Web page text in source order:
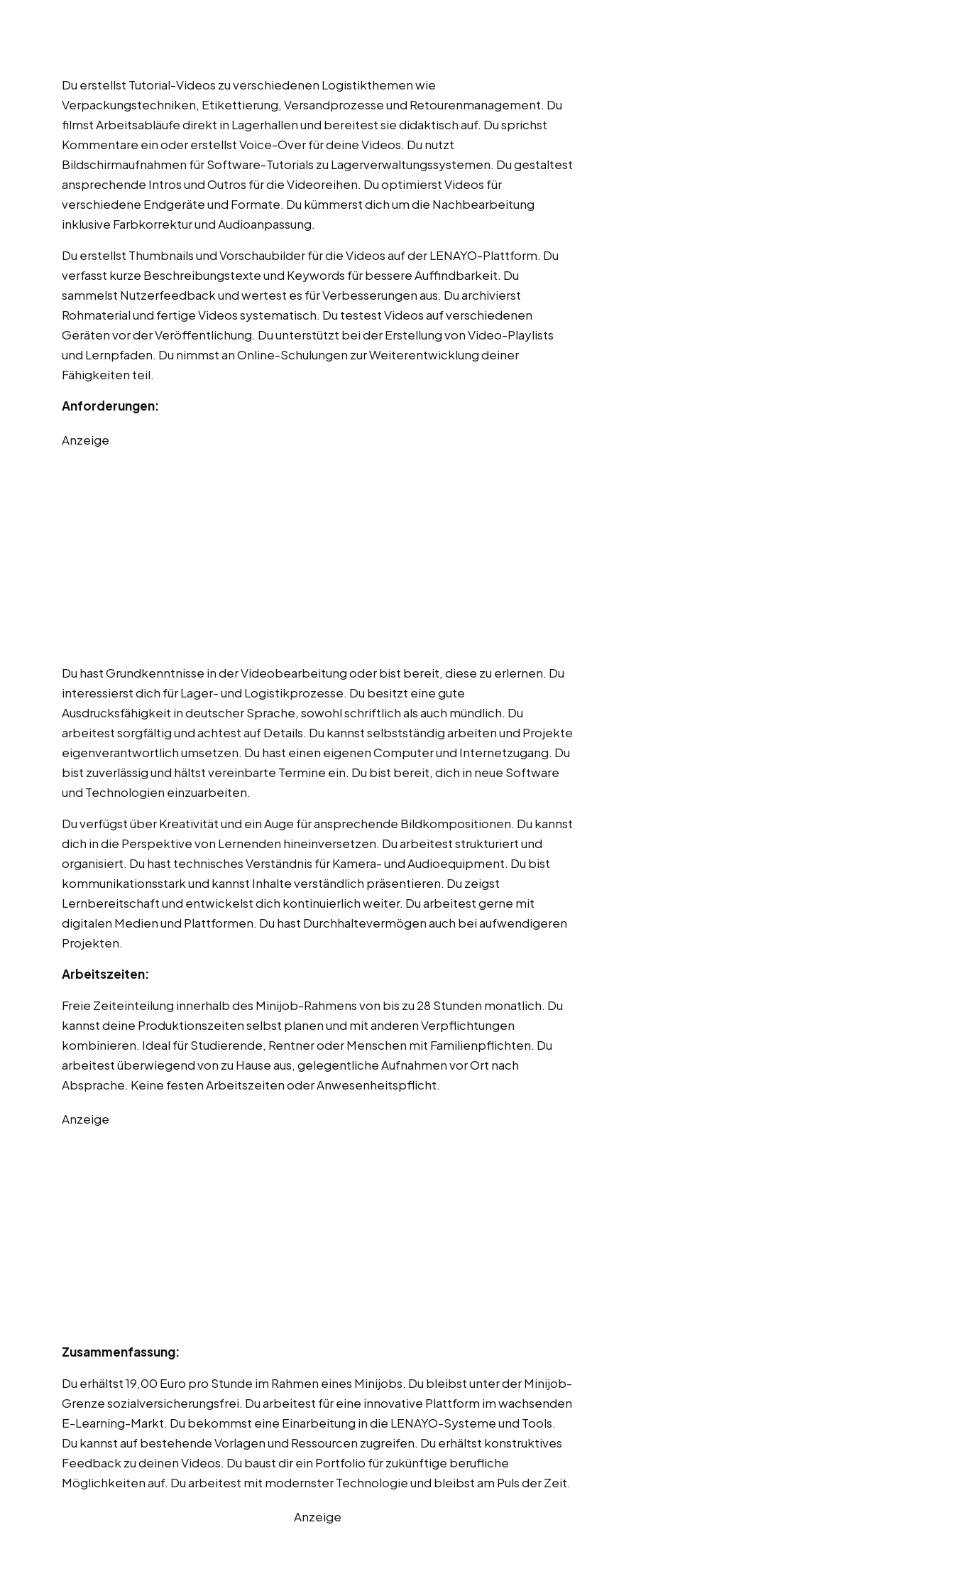
Du erstellst Tutorial-Videos zu verschiedenen Logistikthemen wie
Verpackungstechniken, Etikettierung, Versandprozesse und Retourenmanagement. Du
filmst Arbeitsabläufe direkt in Lagerhallen und bereitest sie didaktisch auf. Du sprichst
Kommentare ein oder erstellst Voice-Over für deine Videos. Du nutzt
Bildschirmaufnahmen für Software-Tutorials zu Lagerverwaltungssystemen. Du gestaltest
ansprechende Intros und Outros für die Videoreihen. Du optimierst Videos für
verschiedene Endgeräte und Formate. Du kümmerst dich um die Nachbearbeitung
inklusive Farbkorrektur und Audioanpassung.
Du erstellst Thumbnails und Vorschaubilder für die Videos auf der LENAYO-Plattform. Du
verfasst kurze Beschreibungstexte und Keywords für bessere Auffindbarkeit. Du
sammelst Nutzerfeedback und wertest es für Verbesserungen aus. Du archivierst
Rohmaterial und fertige Videos systematisch. Du testest Videos auf verschiedenen
Geräten vor der Veröffentlichung. Du unterstützt bei der Erstellung von Video-Playlists
und Lernpfaden. Du nimmst an Online-Schulungen zur Weiterentwicklung deiner
Fähigkeiten teil.
Anforderungen:
Anzeige
Du hast Grundkenntnisse in der Videobearbeitung oder bist bereit, diese zu erlernen. Du
interessierst dich für Lager- und Logistikprozesse. Du besitzt eine gute
Ausdrucksfähigkeit in deutscher Sprache, sowohl schriftlich als auch mündlich. Du
arbeitest sorgfältig und achtest auf Details. Du kannst selbstständig arbeiten und Projekte
eigenverantwortlich umsetzen. Du hast einen eigenen Computer und Internetzugang. Du
bist zuverlässig und hältst vereinbarte Termine ein. Du bist bereit, dich in neue Software
und Technologien einzuarbeiten.
Du verfügst über Kreativität und ein Auge für ansprechende Bildkompositionen. Du kannst
dich in die Perspektive von Lernenden hineinversetzen. Du arbeitest strukturiert und
organisiert. Du hast technisches Verständnis für Kamera- und Audioequipment. Du bist
kommunikationsstark und kannst Inhalte verständlich präsentieren. Du zeigst
Lernbereitschaft und entwickelst dich kontinuierlich weiter. Du arbeitest gerne mit
digitalen Medien und Plattformen. Du hast Durchhaltevermögen auch bei aufwendigeren
Projekten.
Arbeitszeiten:
Freie Zeiteinteilung innerhalb des Minijob-Rahmens von bis zu 28 Stunden monatlich. Du
kannst deine Produktionszeiten selbst planen und mit anderen Verpflichtungen
kombinieren. Ideal für Studierende, Rentner oder Menschen mit Familienpflichten. Du
arbeitest überwiegend von zu Hause aus, gelegentliche Aufnahmen vor Ort nach
Absprache. Keine festen Arbeitszeiten oder Anwesenheitspflicht.
Anzeige
Zusammenfassung:
Du erhältst 19,00 Euro pro Stunde im Rahmen eines Minijobs. Du bleibst unter der Minijob-
Grenze sozialversicherungsfrei. Du arbeitest für eine innovative Plattform im wachsenden
E-Learning-Markt. Du bekommst eine Einarbeitung in die LENAYO-Systeme und Tools.
Du kannst auf bestehende Vorlagen und Ressourcen zugreifen. Du erhältst konstruktives
Feedback zu deinen Videos. Du baust dir ein Portfolio für zukünftige berufliche
Möglichkeiten auf. Du arbeitest mit modernster Technologie und bleibst am Puls der Zeit.
Anzeige